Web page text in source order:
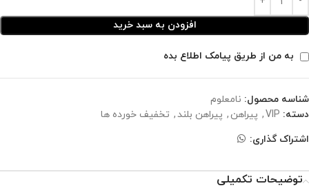
افزودن به سبد خرید
به من از طریق پیامک اطلاع بده
شناسه محصول: نامعلوم
دسته: VIP
, پیراهن , پیراهن بلند, تخفیف خورده ها
اشتراک گذاری:
توضیحات تکمیلی